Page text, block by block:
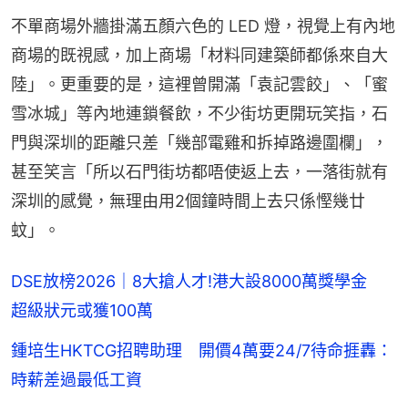
不單商場外牆掛滿五顏六色的 LED 燈，視覺上有內地
商場的既視感，加上商場「材料同建築師都係來自大
陸」。更重要的是，這裡曾開滿「袁記雲餃」、「蜜
雪冰城」等內地連鎖餐飲，不少街坊更開玩笑指，石
門與深圳的距離只差「幾部電雞和拆掉路邊圍欄」，
甚至笑言「所以石門街坊都唔使返上去，一落街就有
深圳的感覺，無理由用2個鐘時間上去只係慳幾廿
蚊」。
DSE放榜2026｜8大搶人才!港大設8000萬獎學金
超級狀元或獲100萬
鍾培生HKTCG招聘助理 開價4萬要24/7待命捱轟：
時薪差過最低工資